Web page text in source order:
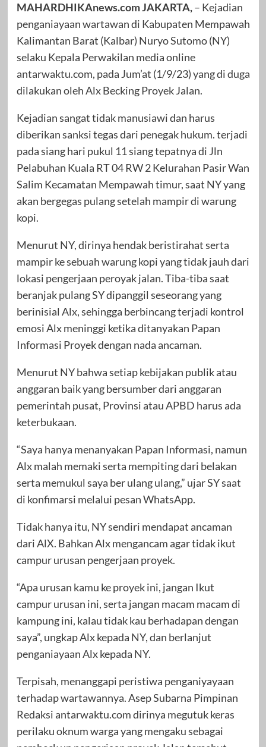
MAHARDHIKAnews.com JAKARTA,– Kejadian
penganiayaan wartawan di Kabupaten Mempawah
Kalimantan Barat (Kalbar) Nuryo Sutomo (NY)
selaku Kepala Perwakilan media online
antarwaktu.com, pada Jum’at (1/9/23) yang di duga
dilakukan oleh Alx Becking Proyek Jalan.
Kejadian sangat tidak manusiawi dan harus
diberikan sanksi tegas dari penegak hukum. terjadi
pada siang hari pukul 11 siang tepatnya di Jln
Pelabuhan Kuala RT 04 RW 2 Kelurahan Pasir Wan
Salim Kecamatan Mempawah timur, saat NY yang
akan bergegas pulang setelah mampir di warung
kopi.
Menurut NY, dirinya hendak beristirahat serta
mampir ke sebuah warung kopi yang tidak jauh dari
lokasi pengerjaan peroyak jalan. Tiba-tiba saat
beranjak pulang SY dipanggil seseorang yang
berinisial Alx, sehingga berbincang terjadi kontrol
emosi Alx meninggi ketika ditanyakan Papan
Informasi Proyek dengan nada ancaman.
Menurut NY bahwa setiap kebijakan publik atau
anggaran baik yang bersumber dari anggaran
pemerintah pusat, Provinsi atau APBD harus ada
keterbukaan.
“Saya hanya menanyakan Papan Informasi, namun
Alx malah memaki serta mempiting dari belakan
serta memukul saya ber ulang ulang,” ujar SY saat
di konfimarsi melalui pesan WhatsApp.
Tidak hanya itu, NY sendiri mendapat ancaman
dari AlX. Bahkan Alx mengancam agar tidak ikut
campur urusan pengerjaan proyek.
“Apa urusan kamu ke proyek ini, jangan Ikut
campur urusan ini, serta jangan macam macam di
kampung ini, kalau tidak kau berhadapan dengan
saya”, ungkap Alx kepada NY, dan berlanjut
penganiayaan Alx kepada NY.
Terpisah, menanggapi peristiwa penganiyayaan
terhadap wartawannya. Asep Subarna Pimpinan
Redaksi antarwaktu.com dirinya megutuk keras
perilaku oknum warga yang mengaku sebagai